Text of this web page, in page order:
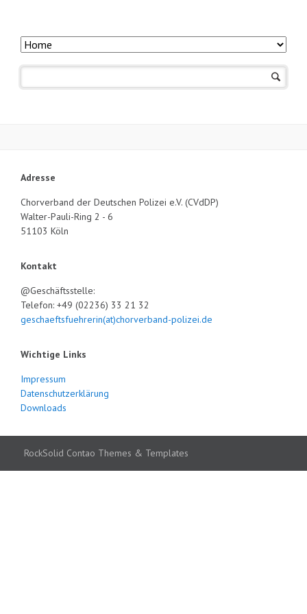
Adresse
Chorverband der Deutschen Polizei e.V. (CVdDP)
Walter-Pauli-Ring 2 - 6
51103 Köln
Kontakt
@Geschäftsstelle:
Telefon: +49 (02236) 33 21 32
geschaeftsfuehrerin(at)chorverband-polizei.de
Wichtige Links
Impressum
Datenschutzerklärung
Downloads
RockSolid Contao Themes & Templates